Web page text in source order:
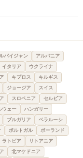
バイジャン
アルバニア
イタリア
ウクライナ
キプロス
キルギス
ジョージア
スイス
スロベニア
セルビア
ウェー
ハンガリー
ブルガリア
ベラルーシ
ポルトガル
ポーランド
ラトビア
リトアニア
北マケドニア